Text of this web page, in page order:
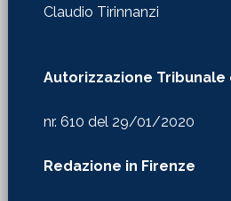
Claudio Tirinnanzi
Autorizzazione Tribunale
nr. 610 del 29/01/2020
Redazione in Firenze